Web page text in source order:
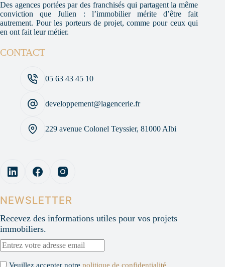
Des agences portées par des franchisés qui partagent la même
conviction que Julien : l’immobilier mérite d’être fait
autrement. Pour les porteurs de projet, comme pour ceux qui
en ont fait leur métier.
CONTACT
05 63 43 45 10
developpement@lagencerie.fr
229 avenue Colonel Teyssier, 81000 Albi
NEWSLETTER
Recevez des informations utiles pour vos projets
immobiliers.
Veuillez accepter notre politique de confidentialité